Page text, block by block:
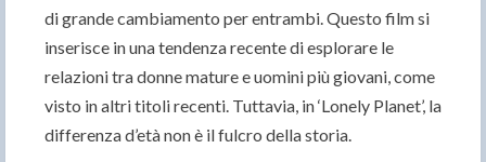
di grande cambiamento per entrambi. Questo film si
inserisce in una tendenza recente di esplorare le
relazioni tra donne mature e uomini più giovani, come
visto in altri titoli recenti. Tuttavia, in ‘Lonely Planet’, la
differenza d’età non è il fulcro della storia.